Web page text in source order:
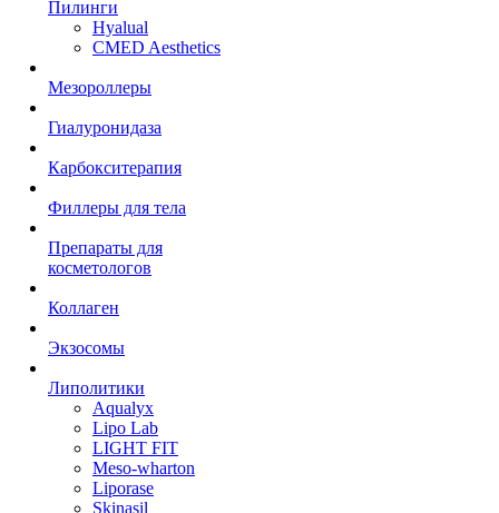
Пилинги
Hyalual
CMED Aesthetics
Мезороллеры
Гиалуронидаза
Карбокситерапия
Филлеры для тела
Препараты для
косметологов
Коллаген
Экзосомы
Липолитики
Aqualyx
Lipo Lab
LIGHT FIT
Meso-wharton
Liporase
Skinasil